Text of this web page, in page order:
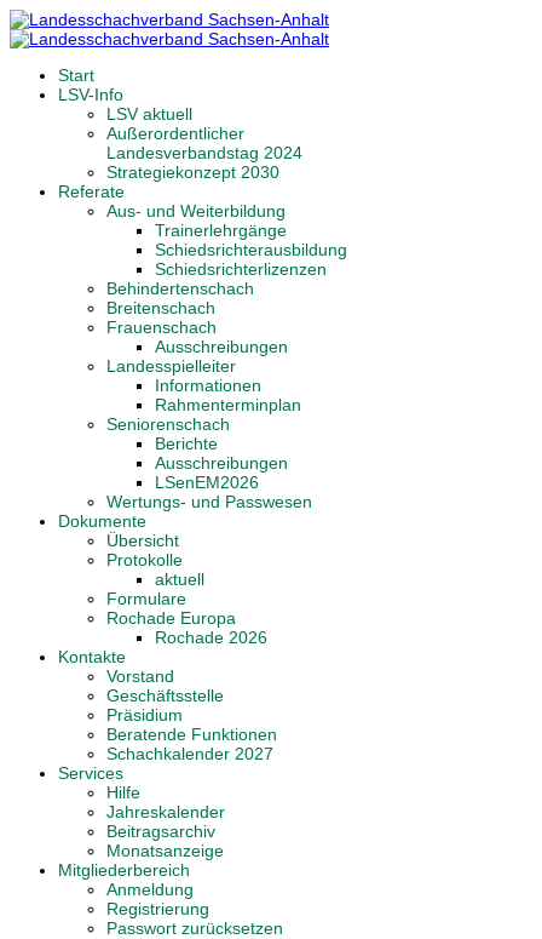
Start
LSV-Info
LSV aktuell
Außerordentlicher
Landesverbandstag 2024
Strategiekonzept 2030
Referate
Aus- und Weiterbildung
Trainerlehrgänge
Schiedsrichterausbildung
Schiedsrichterlizenzen
Behindertenschach
Breitenschach
Frauenschach
Ausschreibungen
Landesspielleiter
Informationen
Rahmenterminplan
Seniorenschach
Berichte
Ausschreibungen
LSenEM2026
Wertungs- und Passwesen
Dokumente
Übersicht
Protokolle
aktuell
Formulare
Rochade Europa
Rochade 2026
Kontakte
Vorstand
Geschäftsstelle
Präsidium
Beratende Funktionen
Schachkalender 2027
Services
Hilfe
Jahreskalender
Beitragsarchiv
Monatsanzeige
Mitgliederbereich
Anmeldung
Registrierung
Passwort zurücksetzen